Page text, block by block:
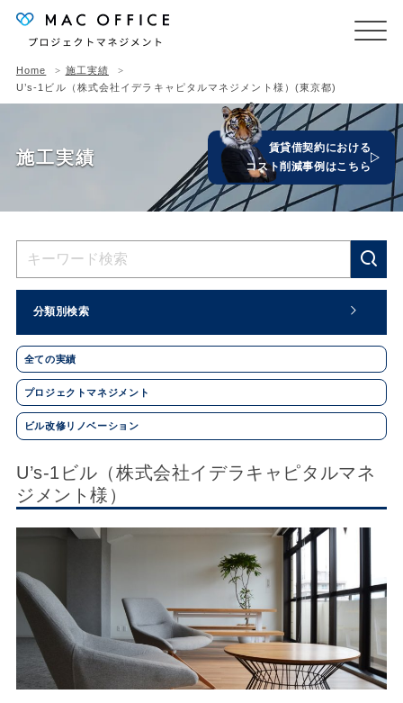
Home
施工実績
U’s-1ビル（株式会社イデラキャピタルマネジメント様）(東京都)
施工実績
賃貸借契約における
コスト削減事例はこちら
分類別検索
全ての実績
プロジェクトマネジメント
ビル改修リノベーション
U’s-1ビル（株式会社イデラキャピタルマネ
ジメント様）